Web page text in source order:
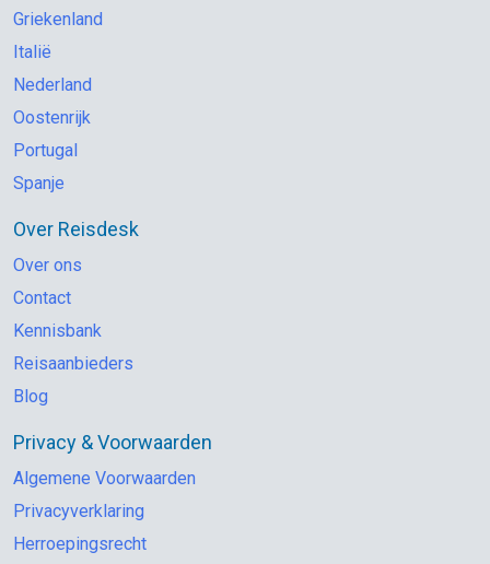
Griekenland
Italië
Nederland
Oostenrijk
Portugal
Spanje
Over Reisdesk
Over ons
Contact
Kennisbank
Reisaanbieders
Blog
Privacy & Voorwaarden
Algemene Voorwaarden
Privacyverklaring
Herroepingsrecht